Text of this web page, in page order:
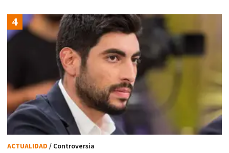
ACTUALIDAD / Controversia